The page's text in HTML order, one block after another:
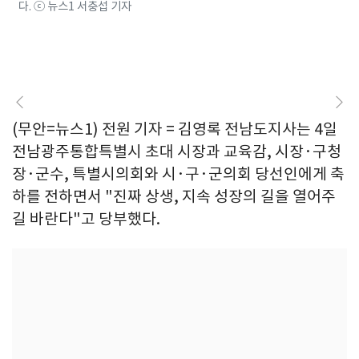
다. ⓒ 뉴스1 서충섭 기자
(무안=뉴스1) 전원 기자 = 김영록 전남도지사는 4일
전남광주통합특별시 초대 시장과 교육감, 시장·구청
장·군수, 특별시의회와 시·구·군의회 당선인에게 축
하를 전하면서 "진짜 상생, 지속 성장의 길을 열어주
길 바란다"고 당부했다.